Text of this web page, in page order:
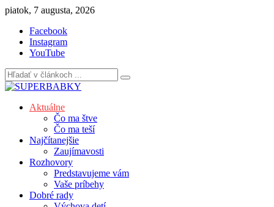
Skip
content
piatok, 7 augusta, 2026
Facebook
Instagram
YouTube
Aktuálne
Čo ma štve
Čo ma teší
Najčítanejšie
Zaujímavosti
Rozhovory
Predstavujeme vám
Vaše príbehy
Dobré rady